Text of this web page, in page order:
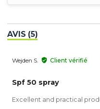
AVIS (5)
Wejden S. Client vérifié
Spf 50 spray
Excellent and practical